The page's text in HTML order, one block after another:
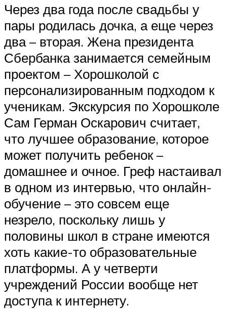
Через два года после свадьбы у
пары родилась дочка, а еще через
два – вторая. Жена президента
Сбербанка занимается семейным
проектом – Хорошколой с
персонализированным подходом к
ученикам. Экскурсия по Хорошколе
Сам Герман Оскарович считает,
что лучшее образование, которое
может получить ребенок –
домашнее и очное. Греф настаивал
в одном из интервью, что онлайн-
обучение – это совсем еще
незрело, поскольку лишь у
половины школ в стране имеются
хоть какие-то образовательные
платформы. А у четверти
учреждений России вообще нет
доступа к интернету.